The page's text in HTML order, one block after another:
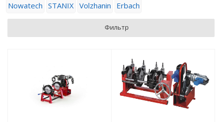
Nowatech STANIX Volzhanin Erbach
Фильтр